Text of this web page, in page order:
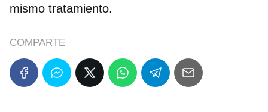
mismo tratamiento.
COMPARTE